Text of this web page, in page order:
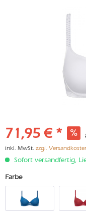
71,95 € *
inkl. MwSt. zzgl.
Sofort versandfertig,
Farbe